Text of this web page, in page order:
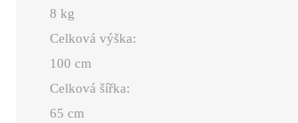
8 kg
Celková výška:
100 cm
Celková šířka:
65 cm